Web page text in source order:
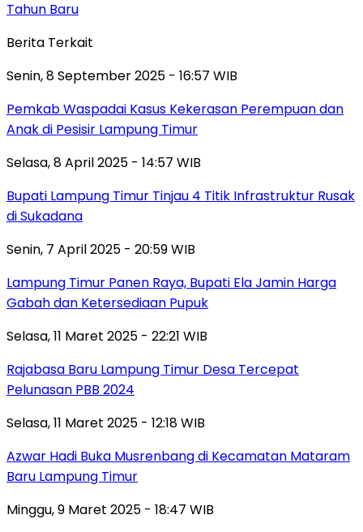
Tahun Baru
Berita Terkait
Senin, 8 September 2025 - 16:57 WIB
Pemkab Waspadai Kasus Kekerasan Perempuan dan
Anak di Pesisir Lampung Timur
Selasa, 8 April 2025 - 14:57 WIB
Bupati Lampung Timur Tinjau 4 Titik Infrastruktur Rusak
di Sukadana
Senin, 7 April 2025 - 20:59 WIB
Lampung Timur Panen Raya, Bupati Ela Jamin Harga
Gabah dan Ketersediaan Pupuk
Selasa, 11 Maret 2025 - 22:21 WIB
Rajabasa Baru Lampung Timur Desa Tercepat
Pelunasan PBB 2024
Selasa, 11 Maret 2025 - 12:18 WIB
Azwar Hadi Buka Musrenbang di Kecamatan Mataram
Baru Lampung Timur
Minggu, 9 Maret 2025 - 18:47 WIB